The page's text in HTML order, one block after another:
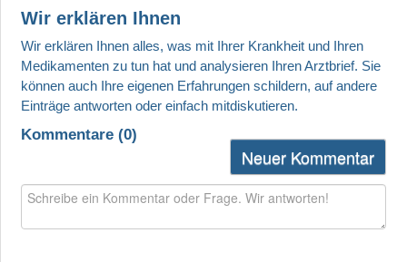
Wir erklären Ihnen
Kommentare (0)
Neuer Kommentar